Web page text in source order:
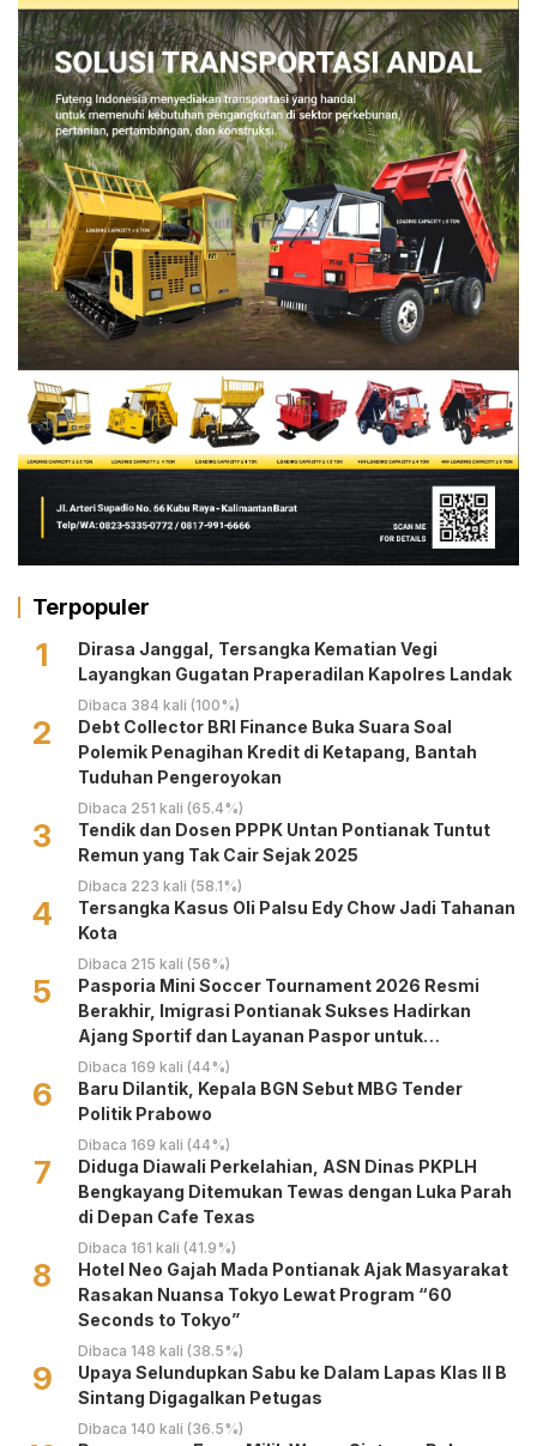
Terpopuler
1
Dirasa Janggal, Tersangka Kematian Vegi
Layangkan Gugatan Praperadilan Kapolres Landak
Dibaca 384 kali (100%)
2
Debt Collector BRI Finance Buka Suara Soal
Polemik Penagihan Kredit di Ketapang, Bantah
Tuduhan Pengeroyokan
Dibaca 251 kali (65.4%)
3
Tendik dan Dosen PPPK Untan Pontianak Tuntut
Remun yang Tak Cair Sejak 2025
Dibaca 223 kali (58.1%)
4
Tersangka Kasus Oli Palsu Edy Chow Jadi Tahanan
Kota
Dibaca 215 kali (56%)
5
Pasporia Mini Soccer Tournament 2026 Resmi
Berakhir, Imigrasi Pontianak Sukses Hadirkan
Ajang Sportif dan Layanan Paspor untuk
Masyarakat
Dibaca 169 kali (44%)
6
Baru Dilantik, Kepala BGN Sebut MBG Tender
Politik Prabowo
Dibaca 169 kali (44%)
7
Diduga Diawali Perkelahian, ASN Dinas PKPLH
Bengkayang Ditemukan Tewas dengan Luka Parah
di Depan Cafe Texas
Dibaca 161 kali (41.9%)
8
Hotel Neo Gajah Mada Pontianak Ajak Masyarakat
Rasakan Nuansa Tokyo Lewat Program “60
Seconds to Tokyo”
Dibaca 148 kali (38.5%)
9
Upaya Selundupkan Sabu ke Dalam Lapas Klas II B
Sintang Digagalkan Petugas
Dibaca 140 kali (36.5%)